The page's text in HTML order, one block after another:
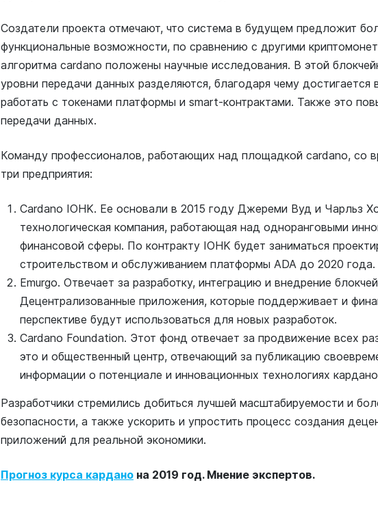
Создатели проекта отмечают, что система в будущем предложит
функциональные возможности, по сравнению с другими
алгоритма cardano положены научные исследования. В этой
уровни передачи данных разделяются, благодаря чему достигается
работать с токенами платформы и smart-контрактами. Также это
передачи данных.
Команду профессионалов, работающих над площадкой cardano, со
три предприятия:
Cardano IOHK. Ее основали в 2015 году Джереми Вуд и Чарльз
технологическая компания, работающая над одноранговыми
финансовой сферы. По контракту IOHK будет заниматься
строительством и обслуживанием платформы ADA до 2020 года.
Emurgo. Отвечает за разработку, интеграцию и внедрение
Децентрализованные приложения, которые поддерживает и
перспективе будут использоваться для новых разработок.
Cardano Foundation. Этот фонд отвечает за продвижение всех
это и общественный центр, отвечающий за публикацию
информации о потенциале и инновационных технологиях
Разработчики стремились добиться лучшей масштабируемости и
безопасности, а также ускорить и упростить процесс создания
приложений для реальной экономики.
Прогноз курса кардано на 2019 год. Мнение экспертов.